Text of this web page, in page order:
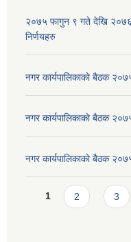
२०७५ फागुन ९ गते देखि २०७६
निर्णयहरु
नगर कार्यपालिकाकाे बैठक
नगर कार्यपालिकाकाे बैठक
नगर कार्यपालिकाकाे बैठक
Pages
1 2 3